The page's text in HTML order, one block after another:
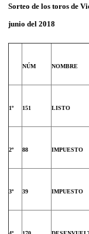
Sorteo de los toros de
junio del 2018
NÚM NOMBRE
1º 151 LISTO
2º 88 IMPUESTO
3º 39 IMPUESTO